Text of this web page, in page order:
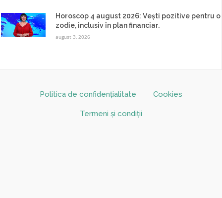
Horoscop 4 august 2026: Vești pozitive pentru o
zodie, inclusiv în plan financiar.
august 3, 2026
Politica de confidențialitate Cookies
Termeni și condiții